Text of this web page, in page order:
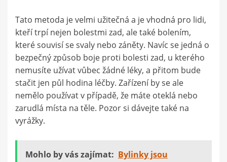
Tato metoda je velmi užitečná a je vhodná pro lidi,
kteří trpí nejen bolestmi zad, ale také bolením,
které souvisí se svaly nebo záněty. Navíc se jedná o
bezpečný způsob boje proti bolesti zad, u kterého
nemusíte užívat vůbec žádné léky, a přitom bude
stačit jen půl hodina léčby. Zařízení by se ale
nemělo používat v případě, že máte oteklá nebo
zarudlá místa na těle. Pozor si dávejte také na
vyrážky.
Mohlo by vás zajímat: Bylinky jsou